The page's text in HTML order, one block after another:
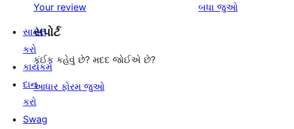
Your review બધા સમીક્ષાઓ
જુઓ
સપોર્ટ
કંઈક કહેવું છે? મદદ જોઈએ છે?
આધાર ફોરમ જુઓ
સામેલ
કરો
કાર્યકર્મ
દાન
કરો
Swag